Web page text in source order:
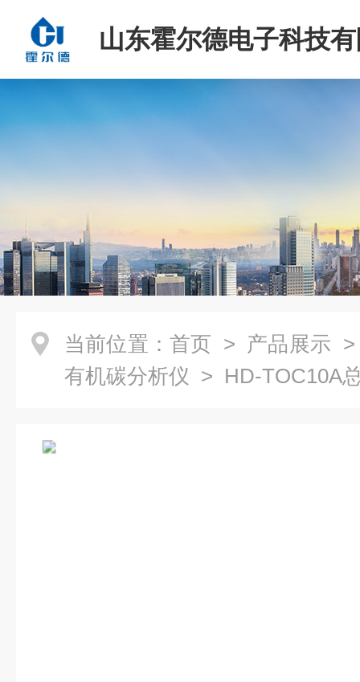
山东霍尔德电子科技
当前位置： 首页 > 产品展示
有机碳分析仪 > HD-TOC10A